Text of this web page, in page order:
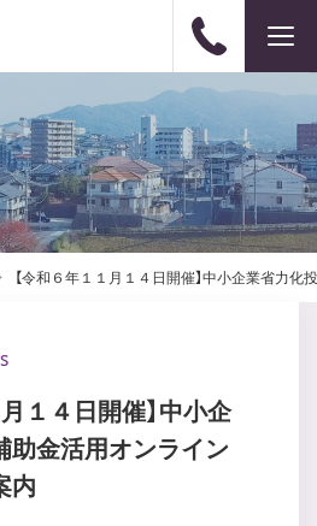
【令和６年１１月１４日開催】中小企業省力
１４日開催】中小企
助金活用オンライン
内